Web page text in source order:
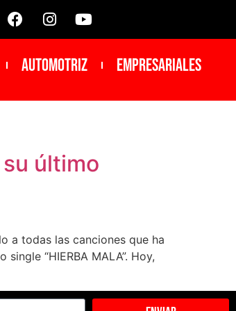
Automotriz Empresariales
último
a todas las canciones que ha
“HIERBA MALA”. Hoy,